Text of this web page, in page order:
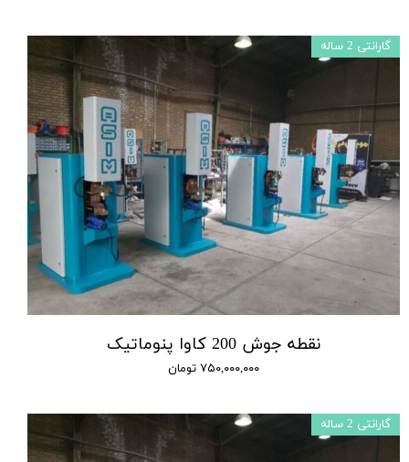
نقطه جوش 200 کاوا پنوماتیک
۷۵۰,۰۰۰,۰۰۰ تومان
گارانتی 2 ساله
گارانتی 2 ساله